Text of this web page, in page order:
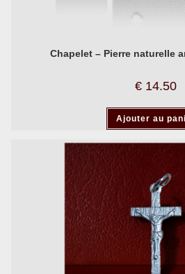
Chapelet – Pierre naturelle
€ 14.50
Ajouter au